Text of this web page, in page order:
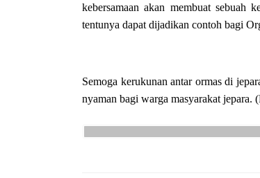
kebersamaan akan membuat sebuah
tentunya dapat dijadikan contoh bagi
Semoga kerukunan antar ormas di
nyaman bagi warga masyarakat jepara.